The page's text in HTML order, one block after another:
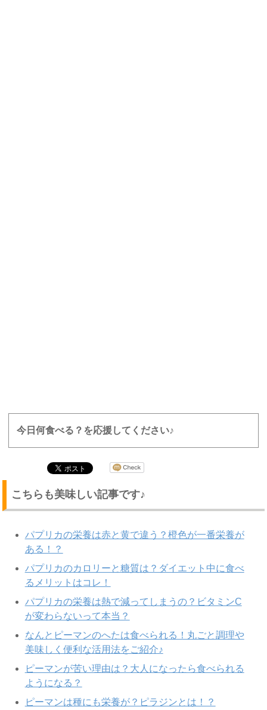
今日何食べる？を応援してください♪
こちらも美味しい記事です♪
パプリカの栄養は赤と黄で違う？橙色が一番栄養が
ある！？
パプリカのカロリーと糖質は？ダイエット中に食べ
るメリットはコレ！
パプリカの栄養は熱で減ってしまうの？ビタミンC
が変わらないって本当？
なんとピーマンのへたは食べられる！丸ごと調理や
美味しく便利な活用法をご紹介♪
ピーマンが苦い理由は？大人になったら食べられる
ようになる？
ピーマンは種にも栄養が？ピラジンとは！？